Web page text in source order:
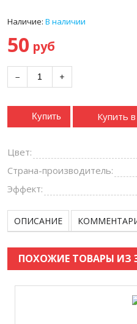
Наличие: В наличии
50 руб
− +
Купить Купить
Цвет:
Страна-производитель:
Эффект:
ОПИСАНИЕ
ПОХОЖИЕ ТОВАРЫ ИЗ